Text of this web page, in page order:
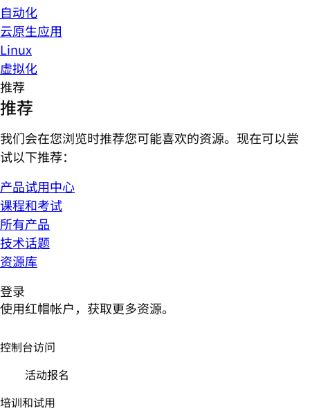
自动化
云原生应用
Linux
虚拟化
推荐
推荐
我们会在您浏览时推荐您可能喜欢的资源。现在可以尝
试以下推荐：
产品试用中心
课程和考试
所有产品
技术话题
资源库
登录
使用红帽帐户，获取更多资源。
控制台访问
活动报名
培训和试用